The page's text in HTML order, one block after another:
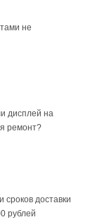
не
дисплей на
ремонт?
доставки
рублей